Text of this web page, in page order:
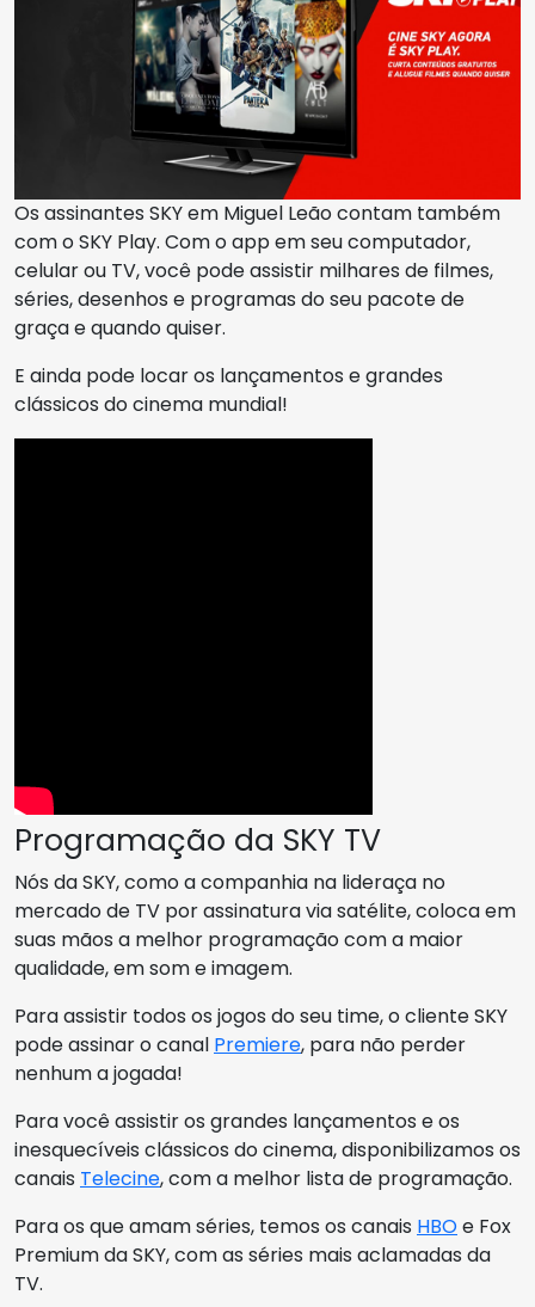
Os assinantes SKY em Miguel Leão contam também
com o SKY Play. Com o app em seu computador,
celular ou TV, você pode assistir milhares de filmes,
séries, desenhos e programas do seu pacote de
graça e quando quiser.
E ainda pode locar os lançamentos e grandes
clássicos do cinema mundial!
Programação da SKY TV
Nós da SKY, como a companhia na lideraça no
mercado de TV por assinatura via satélite, coloca em
suas mãos a melhor programação com a maior
qualidade, em som e imagem.
Para assistir todos os jogos do seu time, o cliente SKY
pode assinar o canal Premiere, para não perder
nenhum a jogada!
Para você assistir os grandes lançamentos e os
inesquecíveis clássicos do cinema, disponibilizamos os
canais Telecine, com a melhor lista de programação.
Para os que amam séries, temos os canais HBOe Fox
Premium da SKY, com as séries mais aclamadas da
TV.